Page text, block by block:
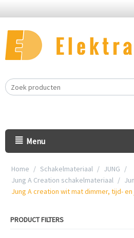
Menu
Home / Schakelmateriaal / JUNG /
Jung A Creation schakelmateriaal /
Jung A creation wit mat dimmer, tijd-
PRODUCT FILTERS